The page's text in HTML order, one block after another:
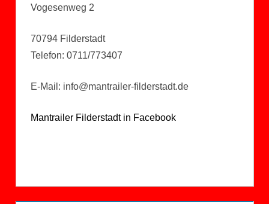
Vogesenweg 2
70794 Filderstadt
Telefon: 0711/773407
E-Mail: info@mantrailer-filderstadt.de
Mantrailer Filderstadt in Facebook